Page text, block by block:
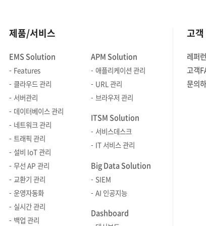
제품/서비스
EMS Solution
Features
클라우드 관리
서버관리
데이터베이스 관리
네트워크 관리
트래픽 관리
설비 IoT 관리
무선 AP 관리
교환기 관리
운영자동화
실시간 관리
백업 관리
APM Solution
애플리케이션 관리
URL 관리
브라우저 관리
ITSM Solution
서비스데스크
IT 서비스 관리
Big Data Solution
SIEM
AI 인공지능
Dashboard
고객
레퍼
고객
문의